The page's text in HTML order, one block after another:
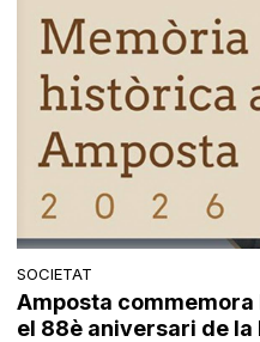
SOCIETAT
Amposta
el 88è aniversari de